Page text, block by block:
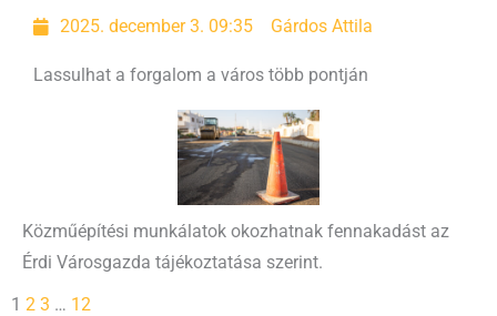
2025. december 3. 09:35 Gárdos Attila
Lassulhat a forgalom a város több pontján
Közműépítési munkálatok okozhatnak fennakadást az
Érdi Városgazda tájékoztatása szerint.
1 2 3 … 12